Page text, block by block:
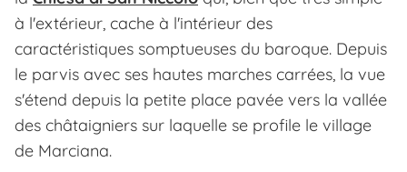
à l'extérieur, cache à l'intérieur des
caractéristiques somptueuses du baroque. Depuis
le parvis avec ses hautes marches carrées, la vue
s'étend depuis la petite place pavée vers la vallée
des châtaigniers sur laquelle se profile le village
de Marciana.